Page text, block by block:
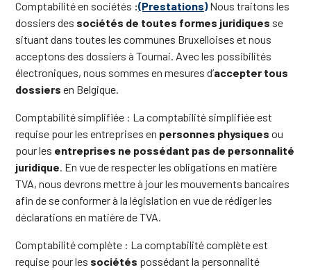
Comptabilité en sociétés :(Prestations)Nous traitons les
dossiers des sociétés de toutes formes juridiques se
situant dans toutes les communes Bruxelloises et nous
acceptons des dossiers à Tournai. Avec les possibilités
électroniques, nous sommes en mesures d’accepter tous
dossiers en Belgique.
Comptabilité simplifiée : La comptabilité simplifiée est
requise pour les entreprises en personnes physiques ou
pour les entreprises ne possédant pas de personnalité
juridique . En vue de respecter les obligations en matière
TVA, nous devrons mettre à jour les mouvements bancaires
afin de se conformer à la législation en vue de rédiger les
déclarations en matière de TVA.
Comptabilité complète : La comptabilité complète est
requise pour les sociétés possédant la personnalité